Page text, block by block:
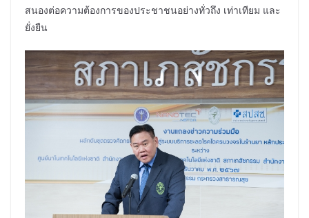
สนองต่อความต้องการของประชาชนอย่างทั่วถึง เท่าเทียม และ
ยั่งยืน